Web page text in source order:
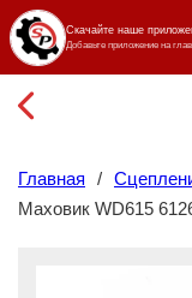
Главная /
Маховик WD615